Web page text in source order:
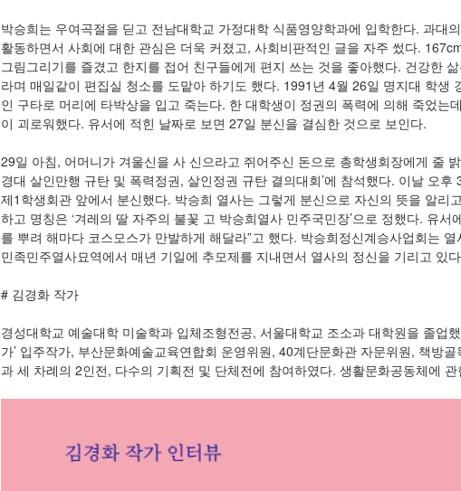
박승희는 우여곡절을 딛고 전남대학교 가정대학 식품영양학과에 입학한다. 과대
활동하면서 사회에 대한 관심은 더욱 커졌고, 사회비판적인 글을 자주 썼다.
그림그리기를 즐겼고 한지를 접어 친구들에게 편지 쓰는 것을 좋아했다. 건강한
라며 매일같이 편집실 청소를 도맡아 하기도 했다. 1991년 4월 26일 명지대 학생
인 구타로 머리에 타박상을 입고 죽는다. 한 대학생이 정권의 폭력에 의해 죽었
이 괴로워했다. 유서에 적힌 날짜로 보면 27일 분신을 결심한 것으로 보인다.
29일 아침, 어머니가 겨울신을 사 신으라고 쥐어주신 돈으로 총학생회장에게 줄
경대 살인만행 규탄 및 폭력정권, 살인정권 규탄 결의대회’에 참석했다. 이날 오
제1학생회관 앞에서 분신했다. 박승희 열사는 그렇게 분신으로 자신의 뜻을 알
하고 명칭은 ‘겨레의 딸 자주의 불꽃 고 박승희열사 민주국민장’으로 정했다. 유
를 뿌려 해마다 코스모스가 만발하게 해달라”고 했다. 박승희정신계승사업회는
민족민주열사묘역에서 매년 기일에 추모제를 지내면서 열사의 정신을 기리고 있
# 김경화 작가
경성대학교 예술대학 미술학과 입체조형전공, 서울대학교 조소과 대학원을 졸업
가’ 입주작가, 부산문화예술교육연합회 운영위원, 40계단문화관 자문위원, 책방
과 세 차례의 2인전, 다수의 기획전 및 단체전에 참여하였다. 생활문화공동체에